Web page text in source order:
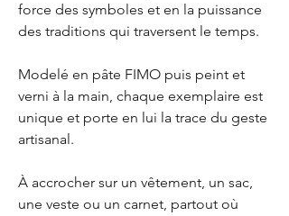
force des symboles et en la puissance
des traditions qui traversent le temps.
Modelé en pâte FIMO puis peint et
verni à la main, chaque exemplaire est
unique et porte en lui la trace du geste
artisanal.
À accrocher sur un vêtement, un sac,
une veste ou un carnet, partout où